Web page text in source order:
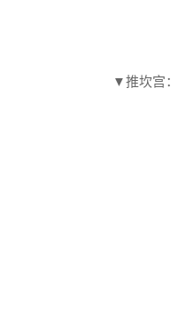
▼推坎宫：